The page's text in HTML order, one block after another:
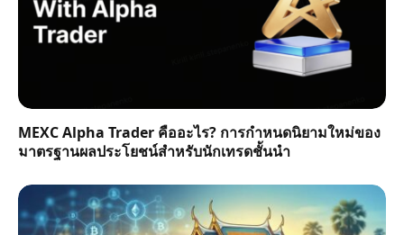
MEXC Alpha Trader คืออะไร? การกำหนดนิยามใหม่ของ
มาตรฐานผลประโยชน์สำหรับนักเทรดชั้นนำ